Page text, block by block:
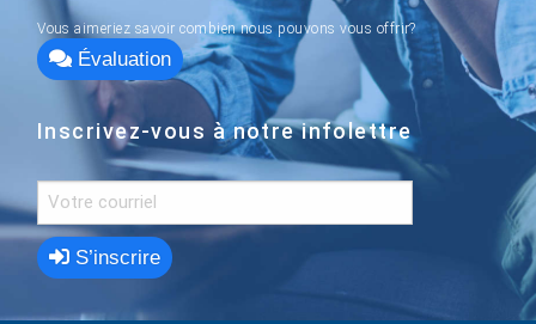
Vous aimeriez savoir combien nous pouvons vous offrir?
Évaluation
Inscrivez-vous à notre infolettre
S’inscrire